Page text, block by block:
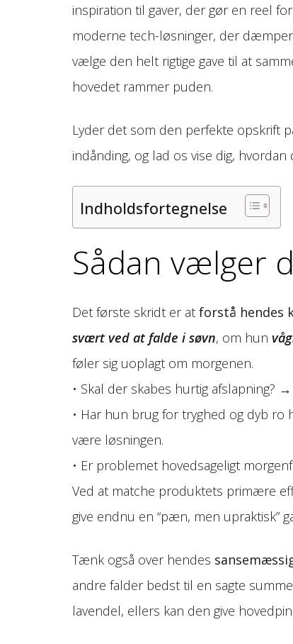
inspiration til gaver, der gør en reel
moderne tech-løsninger, der
vælge den helt rigtige gave til at
hovedet rammer puden.
Lyder det som den perfekte opskrift
indånding, og lad os vise dig,
Indholdsfortegnelse
Sådan vælger
Det første skridt er at forstå hendes
svært ved at falde i søvn, om hun
føler sig uoplagt om morgenen.
• Skal der skabes hurtig afslapning?
• Har hun brug for tryghed og dyb
være løsningen.
• Er problemet hovedsageligt
Ved at matche produktets primære
give endnu en “pæn, men upraktisk”
Tænk også over hendes
andre falder bedst til en sagte
lavendel, ellers kan den give